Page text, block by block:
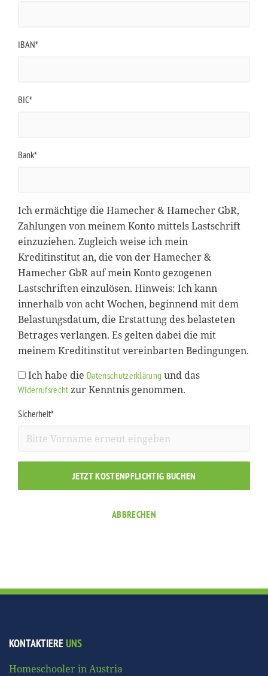
IBAN*
BIC*
Bank*
Ich ermächtige die Hamecher & Hamecher GbR,
Zahlungen von meinem Konto mittels Lastschrift
einzuziehen. Zugleich weise ich mein
Kreditinstitut an, die von der Hamecher &
Hamecher GbR auf mein Konto gezogenen
Lastschriften einzulösen. Hinweis: Ich kann
innerhalb von acht Wochen, beginnend mit dem
Belastungsdatum, die Erstattung des belasteten
Betrages verlangen. Es gelten dabei die mit
meinem Kreditinstitut vereinbarten Bedingungen.
Ich habe die Datenschutzerklärung und das
Widerrufsrechtzur Kenntnis genommen.
Sicherheit*
JETZT KOSTENPFLICHTIG BUCHEN
ABBRECHEN
KONTAKTIEREUNS
Homeschooler in Austria